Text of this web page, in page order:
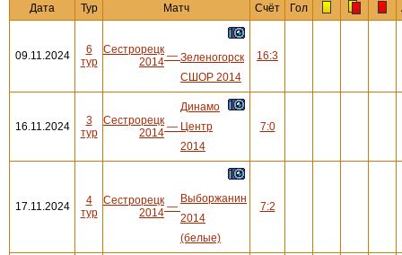
Дата Тур Матч Счёт Гол
09.11.2024
6
тур
Сестрорецк
2014 — Зеленогорск
СШОР 2014
16:3
16.11.2024
3
тур
Сестрорецк
2014 —
Динамо
Центр
2014
7:0
17.11.2024
4
тур
Сестрорецк
2014 —
Выборжанин
2014
(белые)
7:2